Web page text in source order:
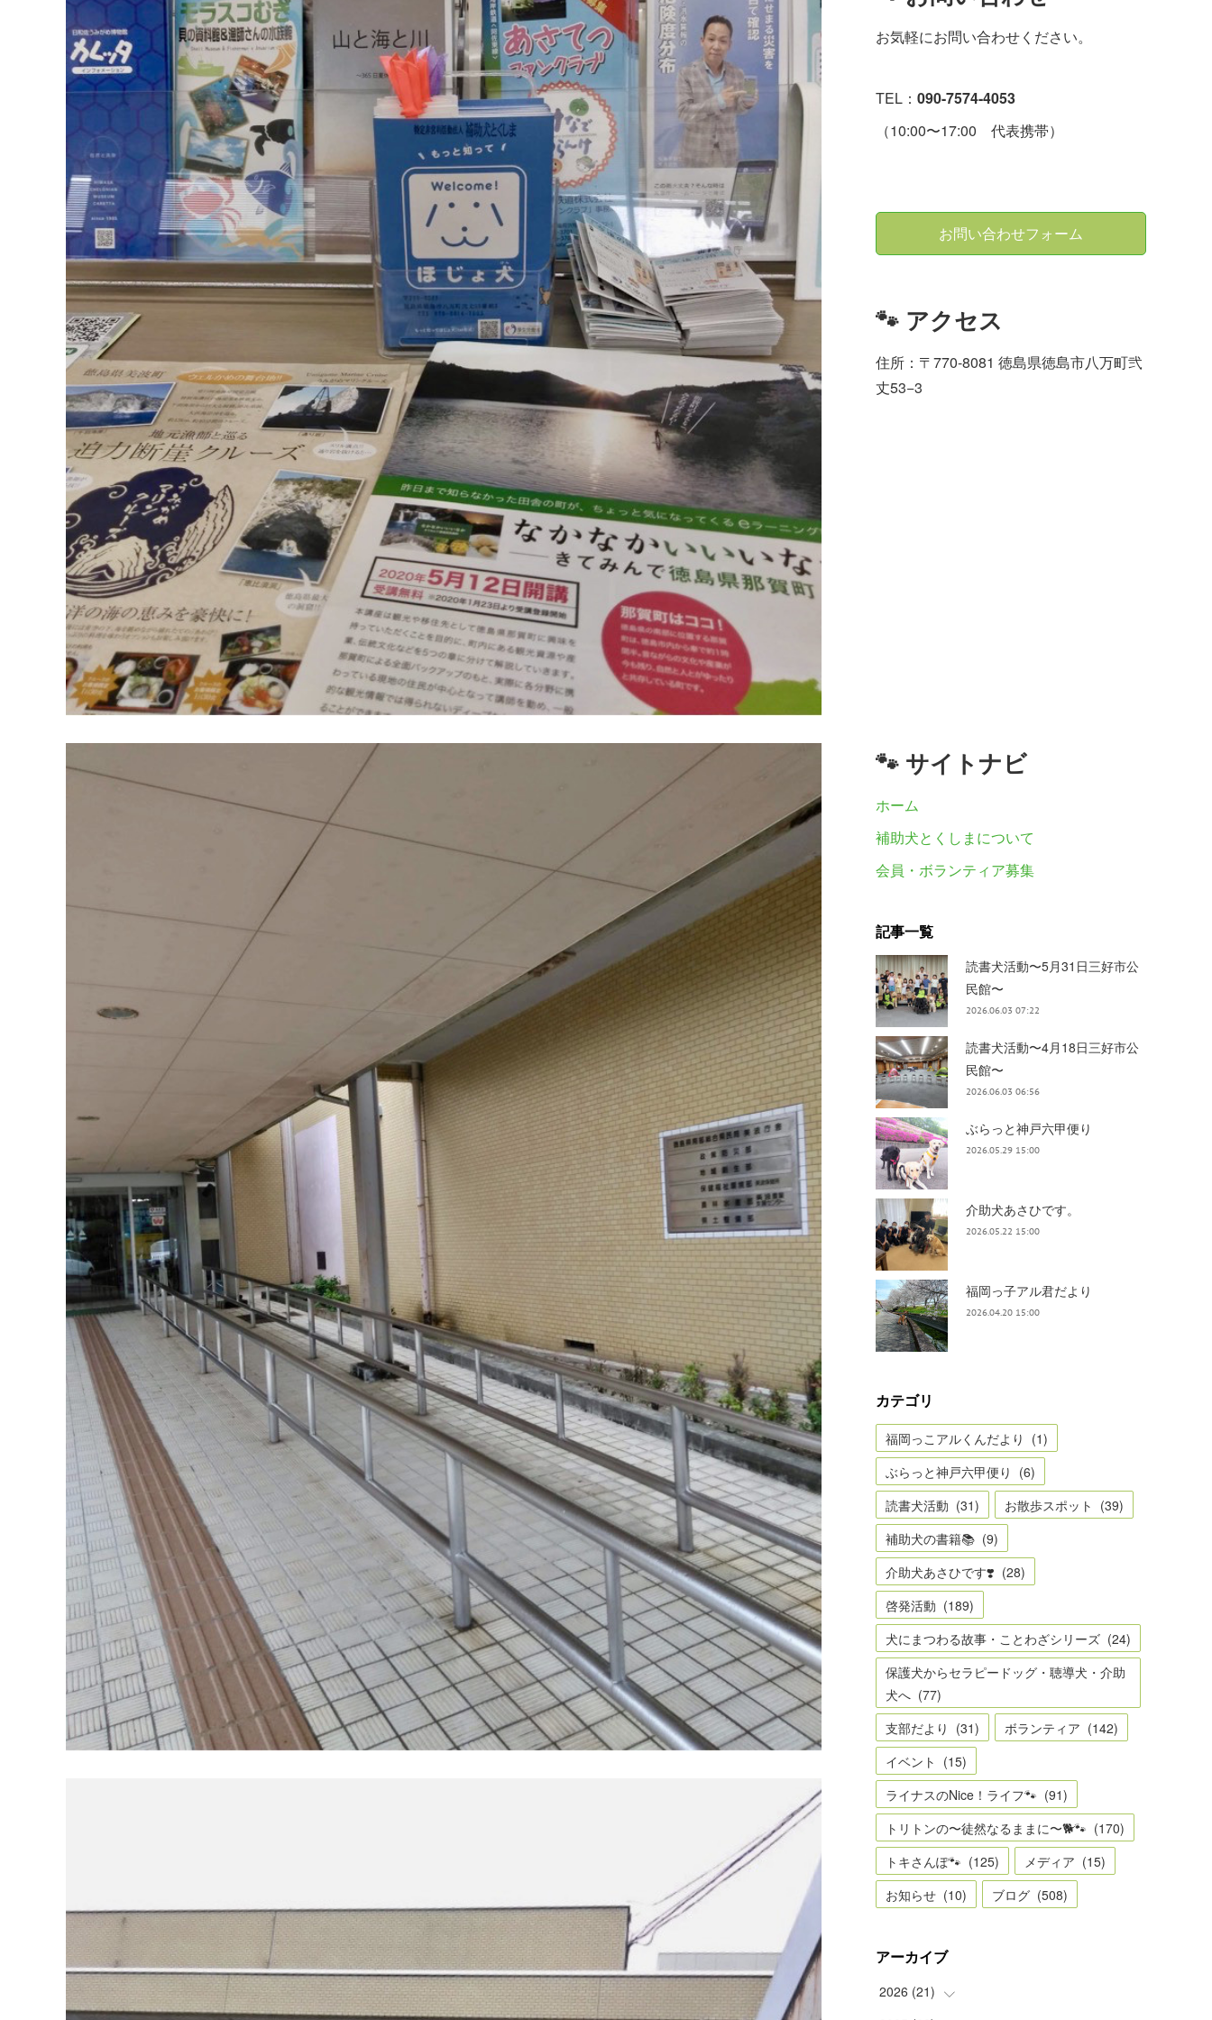
お気軽にお問い合わせください。
TEL： 090-7574-4053
（10:00〜17:00 代表携帯）
お問い合わせフォーム
🐾 アクセス
住所：〒770-8081 徳島県徳島市八万町弐
丈53−3
🐾 サイトナビ
ホーム
補助犬とくしまについて
会員・ボランティア募集
記事一覧
読書犬活動〜5月31日三好市公
民館〜
2026.06.03 07:22
読書犬活動〜4月18日三好市公
民館〜
2026.06.03 06:56
ぶらっと神戸六甲便り
2026.05.29 15:00
介助犬あさひです。
2026.05.22 15:00
福岡っ子アル君だより
2026.04.20 15:00
カテゴリ
福岡っこアルくんだより (1)
ぶらっと神戸六甲便り (6)
読書犬活動 (31) お散歩スポット (39)
補助犬の書籍📚 (9)
介助犬あさひです❣️ (28)
啓発活動 (189)
犬にまつわる故事・ことわざシリーズ (24)
保護犬からセラピードッグ・聴導犬・介助
犬へ (77)
支部だより (31) ボランティア (142)
イベント (15)
ライナスのNice！ライフ🐾 (91)
トリトンの〜徒然なるままに〜🐕🐾 (170)
トキさんぽ🐾 (125) メディア (15)
お知らせ (10) ブログ (508)
アーカイブ
2026 (21)